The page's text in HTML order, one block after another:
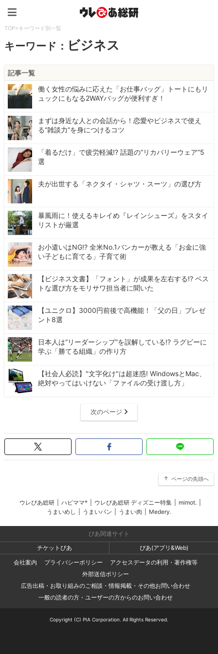
TOP>キーワード別一覧
キーワード： ビジネス
記事一覧
働く女性の悩みに応えた「お仕事バッグ」トートにもリ
ュックにもなる2WAYバッグが便利すぎ！
まずは身近な人との会話から！恋愛やビジネスで使え
る“雑談力”を身につけるコツ
「着るだけ」で疲労軽減!? 話題の“リカバリーウェア”5
選
夫が出世する「ネクタイ・シャツ・スーツ」の選び方
暴風雨に！使えるキレイめ『レインシューズ』をスタイ
リストが厳選
お小遣いはNG!? 全米No.1バンカーが教える「お金に強
い子どもに育てる」子育て術
【ビジネス文書】「フォント」が成果を左右する!? ベス
トな選び方をモリサワ担当者に聞いた
【ユニクロ】3000円前後で高機能！「父の日」プレゼ
ント8選
日本人は“リーダーシップ”を誤解している!? ラグビーに
学ぶ「勝てる組織」の作り方
【社会人必読】"文字化け"は超迷惑! WindowsとMac、
絶対やってはいけない「ファイルの受け渡し方」
次のページ
ページの先頭へ
ウレぴあ総研 ハピママ* ウレぴあ総研 ディズニー特集 mimot.
うまいめし
うまいパン うまい肉 Medery.
ぴあ関連サイト
チケットぴあ
ぴあ(アプリ&Web)
会社案内
プライバシーポリシー
アクセスデータの利用・著作権等
外部送信ポリシー
広告出稿・お取り組みのご相談・情報掲載・その他お問い合わせ
一般の読者の方・ユーザーの方からのお問い合わせ
Copyright (C) PIA Corporation. All Rights Reserved.